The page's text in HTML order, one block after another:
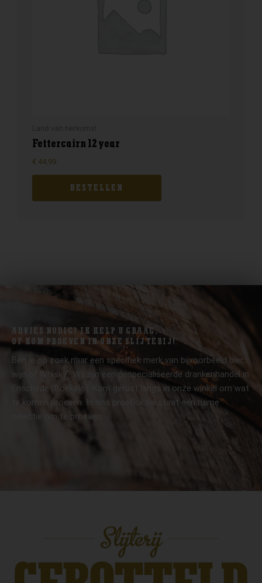
Fettercairn 12 year
€ 44,99
BESTELLEN
ADVIES NODIG? IK HELP U GRAAG.
OF KOM PROEVEN IN ONZE SLIJTERIJ!
Ben je op zoek naar een specifiek merk van bijvoorbeeld bier,
wijn of Whisky? Wij zijn een gespecialiseerde drankenhandel in
Enschede (Boekelo). Kom gerust langs in onze winkel om wat
te komen proeven. In ons proeflokaal staat een ruime
selectie om te proeven.